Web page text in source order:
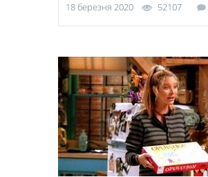
18 березня 2020 52107